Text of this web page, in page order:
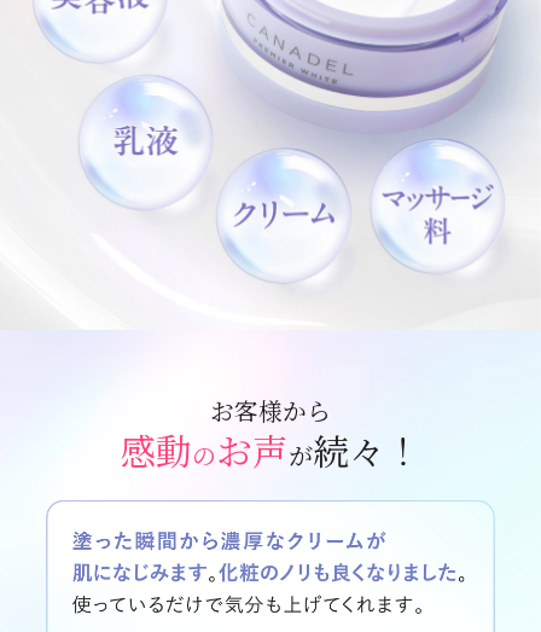
お客様から
感動のお声が続々！